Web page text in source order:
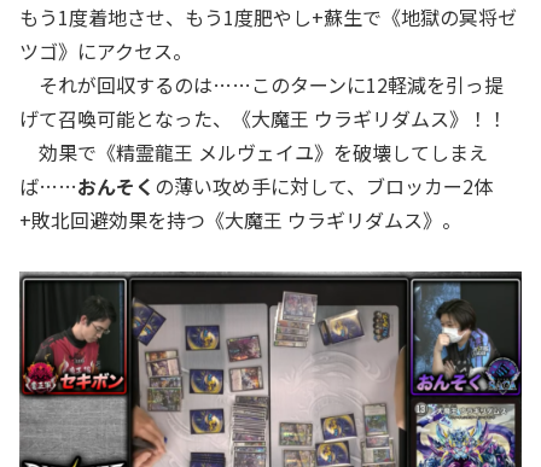
もう1度着地させ、もう1度肥やし+蘇生で《地獄の冥将ゼ
ツゴ》にアクセス。
それが回収するのは……このターンに12軽減を引っ提
げて召喚可能となった、《大魔王 ウラギリダムス》！！
効果で《精霊龍王 メルヴェイユ》を破壊してしまえ
ば……おんそく の薄い攻め手に対して、ブロッカー2体
+敗北回避効果を持つ《大魔王 ウラギリダムス》。